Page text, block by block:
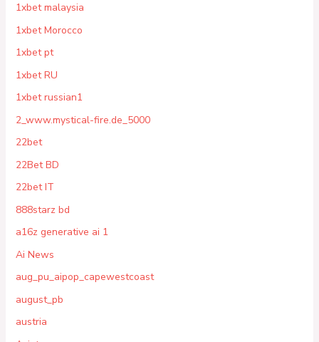
1xbet malaysia
1xbet Morocco
1xbet pt
1xbet RU
1xbet russian1
2_www.mystical-fire.de_5000
22bet
22Bet BD
22bet IT
888starz bd
a16z generative ai 1
Ai News
aug_pu_aipop_capewestcoast
august_pb
austria